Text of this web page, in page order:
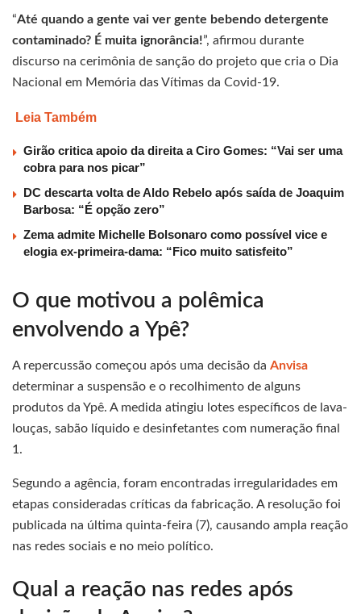
“Até quando a gente vai ver gente bebendo detergente
contaminado? É muita ignorância!”, afirmou durante
discurso na cerimônia de sanção do projeto que cria o Dia
Nacional em Memória das Vítimas da Covid-19.
Leia Também
Girão critica apoio da direita a Ciro Gomes: “Vai ser uma
cobra para nos picar”
DC descarta volta de Aldo Rebelo após saída de Joaquim
Barbosa: “É opção zero”
Zema admite Michelle Bolsonaro como possível vice e
elogia ex-primeira-dama: “Fico muito satisfeito”
O que motivou a polêmica
envolvendo a Ypê?
A repercussão começou após uma decisão da Anvisa
determinar a suspensão e o recolhimento de alguns
produtos da Ypê. A medida atingiu lotes específicos de lava-
louças, sabão líquido e desinfetantes com numeração final
1.
Segundo a agência, foram encontradas irregularidades em
etapas consideradas críticas da fabricação. A resolução foi
publicada na última quinta-feira (7), causando ampla reação
nas redes sociais e no meio político.
Qual a reação nas redes após